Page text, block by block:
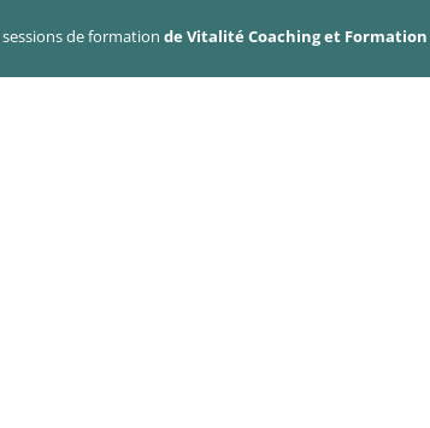
de formation de Vitalité Coaching et Formation